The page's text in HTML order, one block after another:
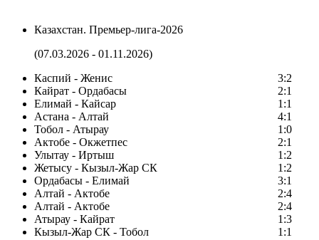
Казахстан. Премьер-лига-2026
(07.03.2026 - 01.11.2026)
Каспий - Женис
3:2
Кайрат - Ордабасы
2:1
Елимай - Кайсар
1:1
Астана - Алтай
4:1
Тобол - Атырау
1:0
Актобе - Окжетпес
2:1
Улытау - Иртыш
1:2
Жетысу - Кызыл-Жар СК
1:2
Ордабасы - Елимай
3:1
Алтай - Актобе
2:4
Алтай - Актобе
2:4
Атырау - Кайрат
1:3
Кызыл-Жар СК - Тобол
1:1